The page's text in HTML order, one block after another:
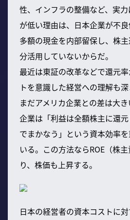
性、インフラの整備など、実
が低い理由は、日本企業が不
多額の現金を内部留保し、株
分活用していないからだ。
最近は東証の改革などで還元
トを意識した経営への理解も深
まだアメリカ企業との差は大
企業は「利益は全額株主に還
でまかなう」という資本効率
いる。この方法ならROE（株
り、株価も上昇する。
日本の経営者の資本コストに